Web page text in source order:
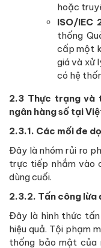
hoặc
ISO/IEC
thống
cấp một
giá và xử
có hệ
2.3 Thực trạng và
ngân hàng số tại
2.3.1. Các mối đe
Đây là nhóm rủi ro
trực tiếp nhắm vào
dùng cuối.
2.3.2. Tấn công lừa
Đây là hình thức
hiệu quả. Tội phạm
thống bảo mật của